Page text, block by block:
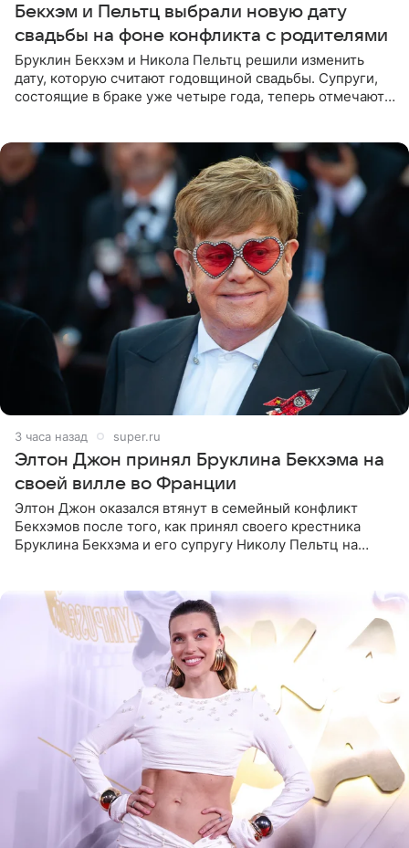
Бекхэм и Пельтц выбрали новую дату
свадьбы на фоне конфликта с родителями
Бруклин Бекхэм и Никола Пельтц решили изменить
дату, которую считают годовщиной свадьбы. Супруги,
состоящие в браке уже четыре года, теперь отмечают
3 часа назад super.ru
Элтон Джон принял Бруклина Бекхэма на
своей вилле во Франции
Элтон Джон оказался втянут в семейный конфликт
Бекхэмов после того, как принял своего крестника
Бруклина Бекхэма и его супругу Николу Пельтц на